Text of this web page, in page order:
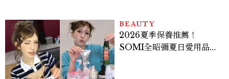
BEAUTY
2026夏季保養推薦！
SOMI全昭彌夏日愛用品公